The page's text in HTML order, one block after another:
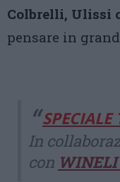
Colbrelli, Ulissi
pensare in
SPECIALE
In
con